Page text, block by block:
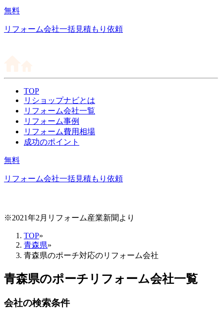
無料
リフォーム会社一括見積もり依頼
TOP
リショップナビとは
リフォーム会社一覧
リフォーム事例
リフォーム費用相場
成功のポイント
無料
リフォーム会社一括見積もり依頼
※2021年2月リフォーム産業新聞より
TOP»
青森県»
青森県のポーチ対応のリフォーム会社
青森県のポーチリフォーム会社一覧
会社の検索条件